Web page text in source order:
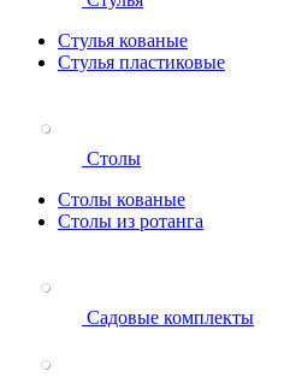
Стулья кованые
Стулья пластиковые
Столы
Столы кованые
Столы из ротанга
Садовые комплекты